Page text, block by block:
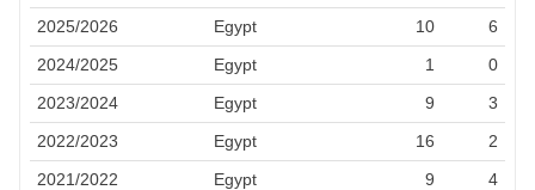
2025/2026
Egypt 10
6
2024/2025
Egypt 1
0
2023/2024
Egypt 9
3
2022/2023
Egypt 16
2
2021/2022
Egypt 9
4